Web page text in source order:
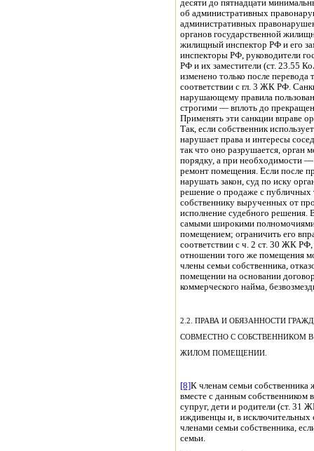
десяти до пятнадцати
об административных
административных
органов государственной
жилищный инспектор РФ и его
инспекторы РФ, руководители
РФ и их заместители (ст. 23.55
изменено только после
соответствии с гл. 3 ЖК РФ.
нарушающему правила
строгими — вплоть до
Применять эти санкции вправе
Так, если собственник
нарушает права и интересы
так что оно разрушается, орган
порядку, а при необходимости —
ремонт помещения. Если после
нарушать закон, суд по иску
решение о продаже с публичных
собственнику вырученных от
исполнение судебного решения.
самыми широкими
помещением; ограничить его
соответствии с ч. 2 ст. 30 ЖК
отношении того же помещения
члены семьи собственника,
помещении на основании
коммерческого найма,
2.2. ПРАВА И ОБЯЗАННОСТИ
СОВМЕСТНО С СОБСТВЕННИКОМ
ЖИЛОМ ПОМЕЩЕНИИ.
[8]К членам семьи
вместе с данным
супруг, дети и родители (ст. 31
иждивенцы и, в исключительных
членами семьи собственника,
семьи.